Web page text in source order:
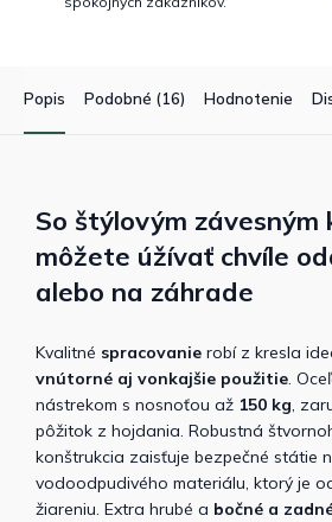
Popis Podobné (16) Hodnotenie
So štýlovým závesným
môžete úžívať chvíle
alebo na záhrade
Kvalitné spracovanie robí z kresla
vnútorné aj vonkajšie použitie .
nástrekom s nosnoťou až 150 kg ,
pôžitok z hojdania. Robustná
konštrukcia zaisťuje bezpečné státie
vodoodpudivého materiálu, ktorý je
žiareniu. Extra hrubé a bočné a